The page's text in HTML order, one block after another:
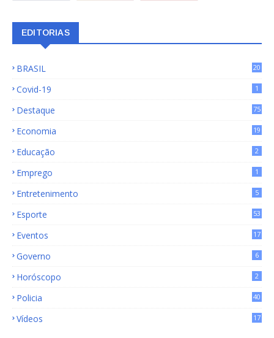
EDITORIAS
BRASIL
20
Covid-19 1
Destaque
75
Economia
19
Educação 2
Emprego 1
Entretenimento 5
Esporte 53
Eventos 17
Governo 6
Horóscopo 2
Policia 40
Vídeos 17